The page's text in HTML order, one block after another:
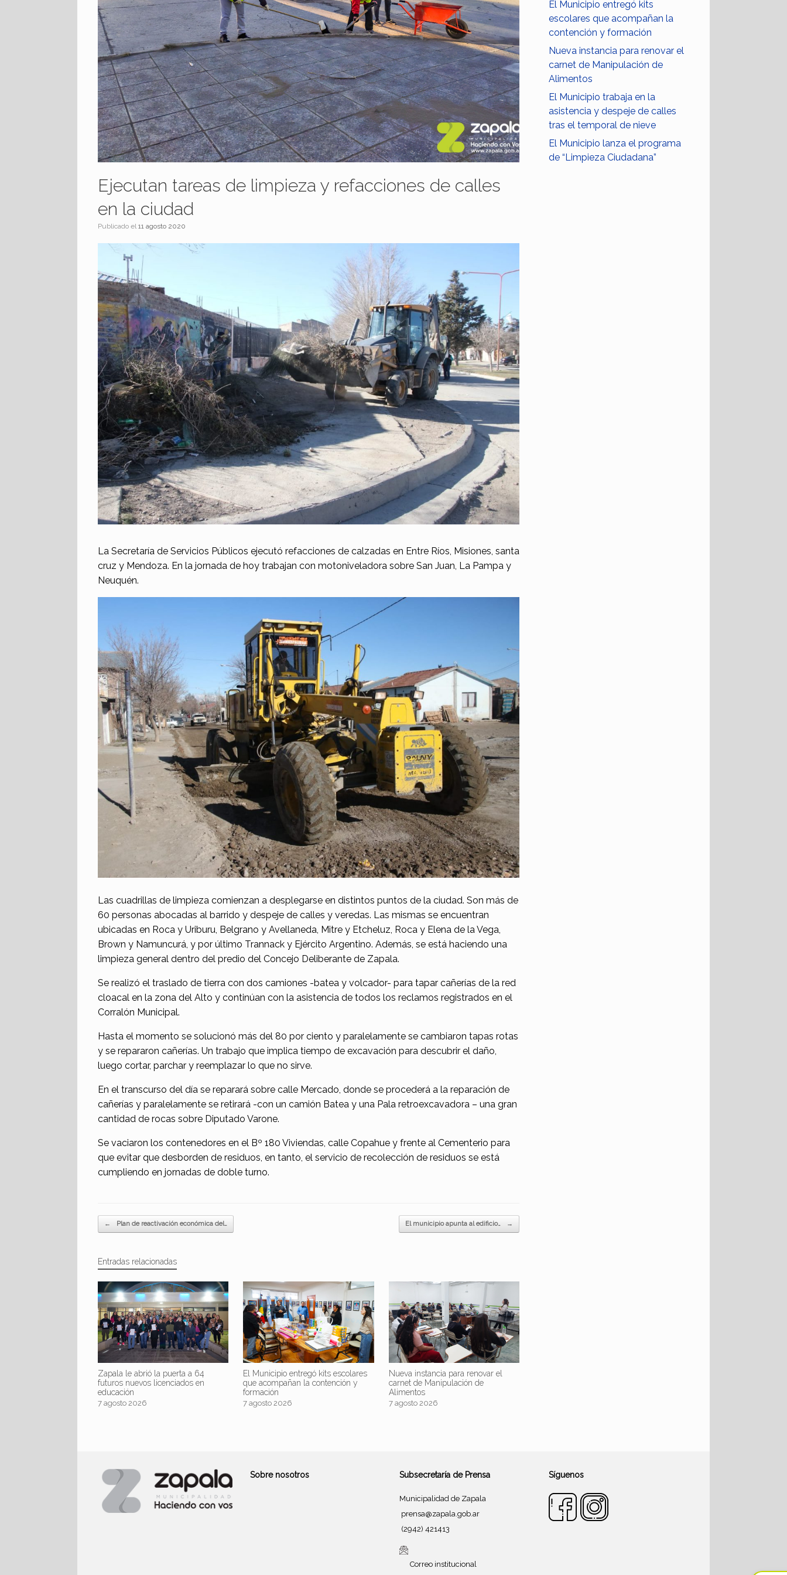
Ejecutan tareas de limpieza y refacciones de calles
en la ciudad
Publicado el11 agosto 2020
La Secretaría de Servicios Públicos ejecutó refacciones de calzadas en Entre Ríos, Misiones, santa
cruz y Mendoza. En la jornada de hoy trabajan con motoniveladora sobre San Juan, La Pampa y
Neuquén.
Las cuadrillas de limpieza comienzan a desplegarse en distintos puntos de la ciudad. Son más de
60 personas abocadas al barrido y despeje de calles y veredas. Las mismas se encuentran
ubicadas en Roca y Uriburu, Belgrano y Avellaneda, Mitre y Etcheluz, Roca y Elena de la Vega,
Brown y Namuncurá, y por último Trannack y Ejército Argentino. Además, se está haciendo una
limpieza general dentro del predio del Concejo Deliberante de Zapala.
Se realizó el traslado de tierra con dos camiones -batea y volcador- para tapar cañerías de la red
cloacal en la zona del Alto y continúan con la asistencia de todos los reclamos registrados en el
Corralón Municipal.
Hasta el momento se solucionó más del 80 por ciento y paralelamente se cambiaron tapas rotas
y se repararon cañerías. Un trabajo que implica tiempo de excavación para descubrir el daño,
luego cortar, parchar y reemplazar lo que no sirve.
En el transcurso del día se reparará sobre calle Mercado, donde se procederá a la reparación de
cañerías y paralelamente se retirará -con un camión Batea y una Pala retroexcavadora – una gran
cantidad de rocas sobre Diputado Varone.
Se vaciaron los contenedores en el Bº 180 Viviendas, calle Copahue y frente al Cementerio para
que evitar que desborden de residuos, en tanto, el servicio de recolección de residuos se está
cumpliendo en jornadas de doble turno.
Navegador de artículos
← Plan de reactivación económica del… El municipio apunta al edificio… →
Entradas relacionadas
Zapala le abrió la puerta a 64
futuros nuevos licenciados en
educación
7 agosto 2026
El Municipio entregó kits escolares
que acompañan la contención y
formación
7 agosto 2026
Nueva instancia para renovar el
carnet de Manipulación de
Alimentos
7 agosto 2026
El Municipio entregó kits
escolares que acompañan la
contención y formación
Nueva instancia para renovar el
carnet de Manipulación de
Alimentos
El Municipio trabaja en la
asistencia y despeje de calles
tras el temporal de nieve
El Municipio lanza el programa
de “Limpieza Ciudadana”
Sobre nosotros Subsecretaría de Prensa
Municipalidad de Zapala
prensa@zapala.gob.ar
(2942) 421413
Correo institucional
Síguenos